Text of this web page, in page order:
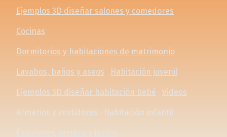
Ejemplos 3D diseñar salones y comedores
Cocinas
Dormitorios y habitaciones de matrimonio
Lavabos, baños y aseos Habitación juvenil
Ejemplos 3D diseñar habitación bebé Videos
Armarios y vestidores Habitación infantil
Exteriores, terraza y jardín